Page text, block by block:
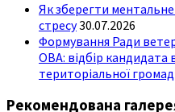
Як зберегти ментальне
стресу30.07.2026
Формування Ради
ОВА: відбір кандидата
територіальної
Рекомендована